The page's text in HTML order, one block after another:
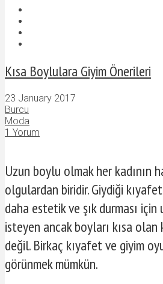
Kısa Boylulara Giyim Önerileri
23 January 2017
Burcu
Moda
1 Yorum
Uzun boylu olmak her kadının
olgulardan biridir. Giydiği
daha estetik ve şık durması
isteyen ancak boyları kısa olan
değil. Birkaç kıyafet ve giyim
görünmek mümkün.